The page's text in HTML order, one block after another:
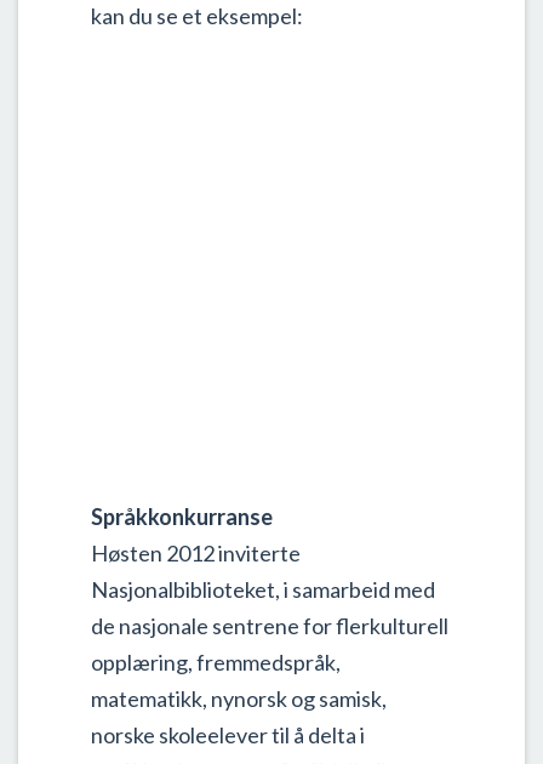
kan du se et eksempel:
Språkkonkurranse
Høsten 2012 inviterte
Nasjonalbiblioteket, i samarbeid med
de nasjonale sentrene for flerkulturell
opplæring, fremmedspråk,
matematikk, nynorsk og samisk,
norske skoleelever til å delta i